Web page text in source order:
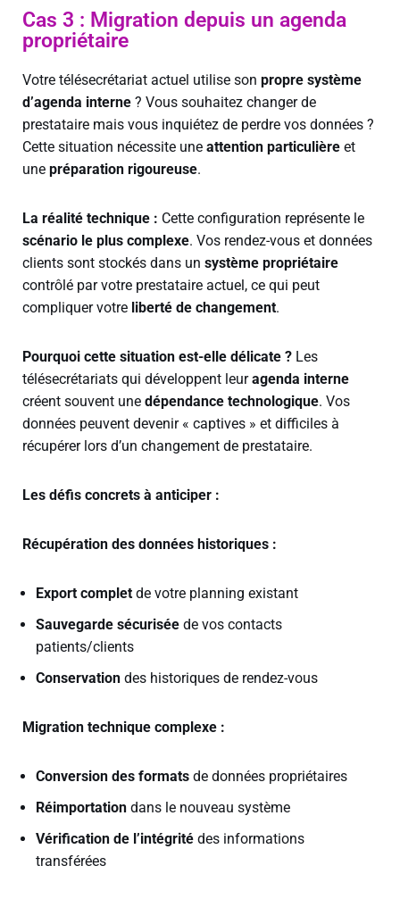
Cas 3 : Migration depuis un agenda
propriétaire
Votre télésecrétariat actuel utilise son propre système
d’agenda interne ? Vous souhaitez changer de
prestataire mais vous inquiétez de perdre vos données ?
Cette situation nécessite une attention particulière et
une préparation rigoureuse.
La réalité technique : Cette configuration représente le
scénario le plus complexe. Vos rendez-vous et données
clients sont stockés dans un système propriétaire
contrôlé par votre prestataire actuel, ce qui peut
compliquer votre liberté de changement.
Pourquoi cette situation est-elle délicate ? Les
télésecrétariats qui développent leuragenda interne
créent souvent une dépendance technologique. Vos
données peuvent devenir « captives » et difficiles à
récupérer lors d’un changement de prestataire.
Les défis concrets à anticiper :
Récupération des données historiques :
Export complet de votre planning existant
Sauvegarde sécurisée de vos contacts
patients/clients
Conservation des historiques de rendez-vous
Migration technique complexe :
Conversion des formats de données propriétaires
Réimportation dans le nouveau système
Vérification de l’intégrité des informations
transférées